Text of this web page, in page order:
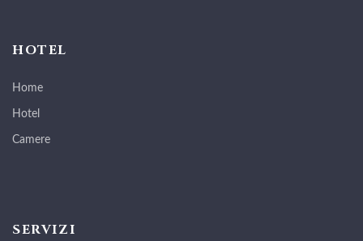
HOTEL
Home
Hotel
Camere
SERVIZI